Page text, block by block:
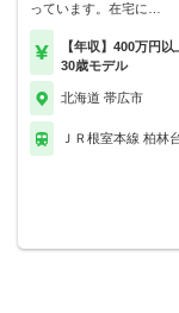
っています。在宅に…
【年収】400万円以
30歳モデル
北海道 帯広市
ＪＲ根室本線 柏林